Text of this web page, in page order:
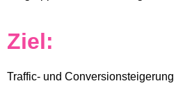
Ziel:
Traffic- und Conversionsteigerung